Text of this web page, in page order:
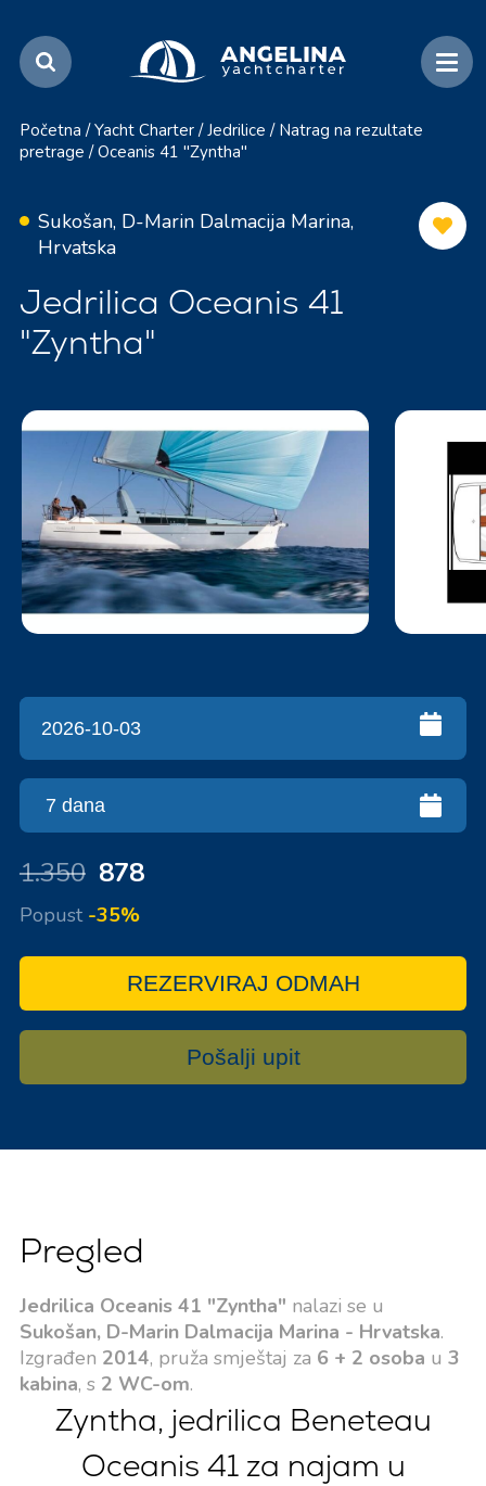
Početna / Yacht Charter / Jedrilice / Natrag na rezultate
pretrage / Oceanis 41 "Zyntha"
Sukošan, D-Marin Dalmacija Marina,
Hrvatska
Jedrilica Oceanis 41
"Zyntha"
1.350 878
Popust -35%
REZERVIRAJ ODMAH
Pošalji upit
Pregled
Jedrilica Oceanis 41 "Zyntha" nalazi se u
Sukošan, D-Marin Dalmacija Marina - Hrvatska.
Izgrađen 2014, pruža smještaj za 6 + 2 osoba u 3
kabina, s 2 WC-om.
Zyntha, jedrilica Beneteau
Oceanis 41 za najam u